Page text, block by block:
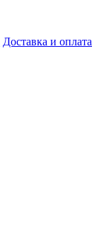
Доставка и оплата